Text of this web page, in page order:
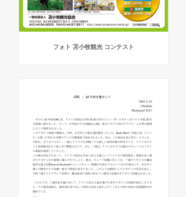
フォト 苫小牧観光 コンテスト